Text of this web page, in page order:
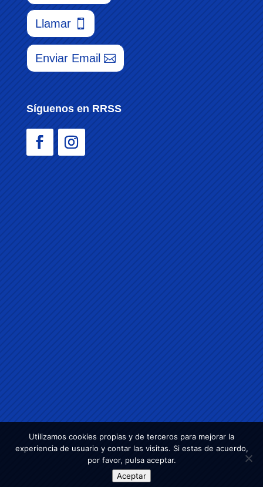
Llamar
Enviar Email
Síguenos en RRSS
Utilizamos cookies propias y de terceros para mejorar la
experiencia de usuario y contar las visitas. Si estas de acuerdo,
por favor, pulsa aceptar.
Aceptar